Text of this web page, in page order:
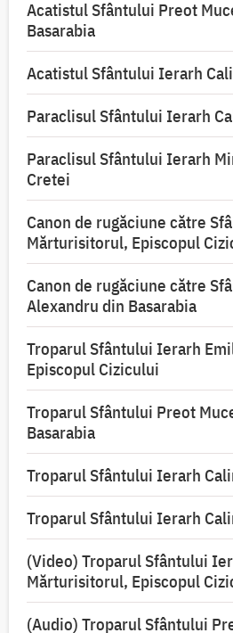
Acatistul Sfântului Preot
Basarabia
Acatistul Sfântului Ierarh
Paraclisul Sfântului Ierarh
Paraclisul Sfântului Ierarh
Cretei
Canon de rugăciune către
Mărturisitorul, Episcopul
Canon de rugăciune către
Alexandru din Basarabia
Troparul Sfântului Ierarh
Episcopul Cizicului
Troparul Sfântului Preot
Basarabia
Troparul Sfântului Ierarh
Troparul Sfântului Ierarh
(Video) Troparul Sfântului
Mărturisitorul, Episcopul
(Audio) Troparul Sfântului